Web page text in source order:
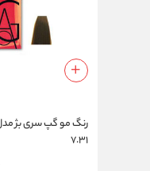
رنگ مو گپ سری بژ مدل
۷.۳۱